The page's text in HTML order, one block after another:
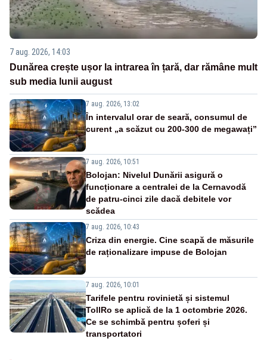
7 aug. 2026, 14:03
Dunărea crește ușor la intrarea în țară, dar rămâne mult
sub media lunii august
7 aug. 2026, 13:02
În intervalul orar de seară, consumul de
curent „a scăzut cu 200-300 de megawați”
7 aug. 2026, 10:51
Bolojan: Nivelul Dunării asigură o
funcționare a centralei de la Cernavodă
de patru-cinci zile dacă debitele vor
scădea
7 aug. 2026, 10:43
Criza din energie. Cine scapă de măsurile
de raționalizare impuse de Bolojan
7 aug. 2026, 10:01
Tarifele pentru rovinietă și sistemul
TollRo se aplică de la 1 octombrie 2026.
Ce se schimbă pentru șoferi și
transportatori